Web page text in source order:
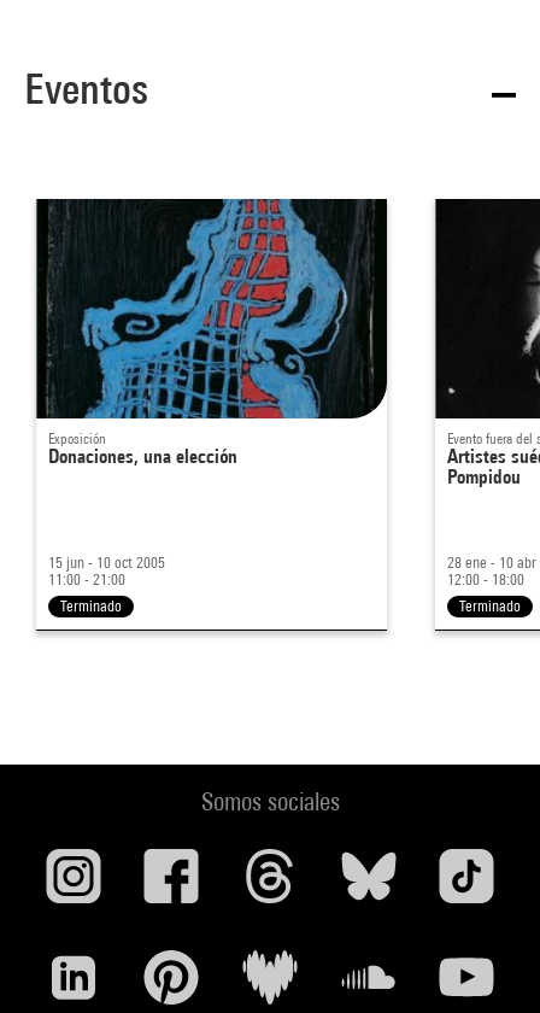
Eventos
Exposición
Donaciones, una elección
15 jun - 10 oct 2005
11:00 - 21:00
Terminado
Evento fuera del
Artistes
Pompidou
28 ene - 10 abr
12:00 - 18:00
Terminado
Somos sociales